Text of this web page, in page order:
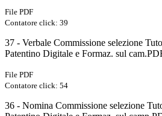
File PDF
Contatore click: 39
37 - Verbale Commissione selezione
Patentino Digitale e Formaz. sul
File PDF
Contatore click: 54
36 - Nomina Commissione selezione